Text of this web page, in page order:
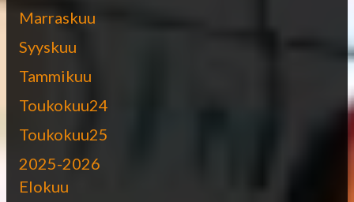
Marraskuu
Syyskuu
Tammikuu
Toukokuu24
Toukokuu25
2025-2026
Elokuu